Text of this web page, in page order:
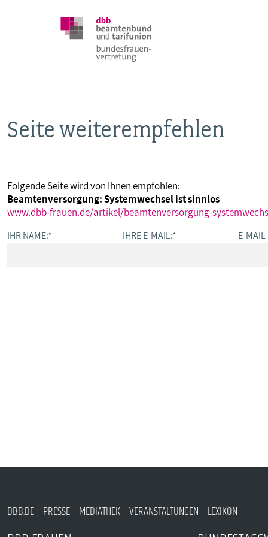
DBB FRAUEN
POSITIONEN
Seite weiterempfehlen
Folgende Seite wird von Ihnen empfohlen:
Beamtenversorgung: Systemwechsel ist sinnlos
www.dbb-frauen.de/artikel/beamtenversorgung-
IHR NAME:* IHRE E-MAIL:* E-MAIL
DBB.DE PRESSE MEDIATHEK VERANSTALTUNGEN LEXIKON